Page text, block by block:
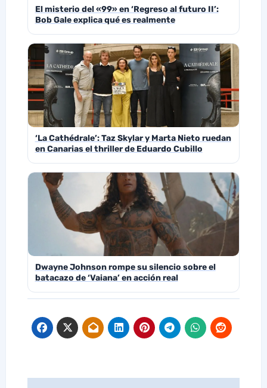
El misterio del «99» en ‘Regreso al futuro II’:
Bob Gale explica qué es realmente
‘La Cathédrale’: Taz Skylar y Marta Nieto ruedan
en Canarias el thriller de Eduardo Cubillo
Dwayne Johnson rompe su silencio sobre el
batacazo de ‘Vaiana’ en acción real